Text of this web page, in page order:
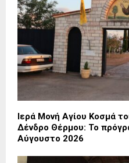
Ιερά Μονή Αγίου Κοσμά
Δένδρο Θέρμου: Το
Αύγουστο 2026